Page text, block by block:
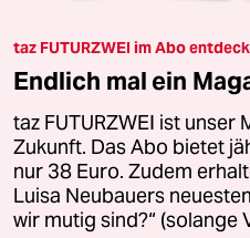
taz FUTURZWEI im Abo
Endlich mal ein
taz FUTURZWEI ist unser
Zukunft. Das Abo bietet
nur 38 Euro. Zudem
Luisa Neubauers
wir mutig sind?“ (solange